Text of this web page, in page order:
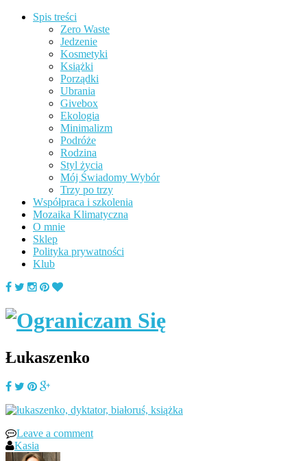
Spis treści
Zero Waste
Jedzenie
Kosmetyki
Książki
Porządki
Ubrania
Givebox
Ekologia
Minimalizm
Podróże
Rodzina
Styl życia
Mój Świadomy Wybór
Trzy po trzy
Współpraca i szkolenia
Mozaika Klimatyczna
O mnie
Sklep
Polityka prywatności
Klub
Łukaszenko
Leave a comment
Kasia